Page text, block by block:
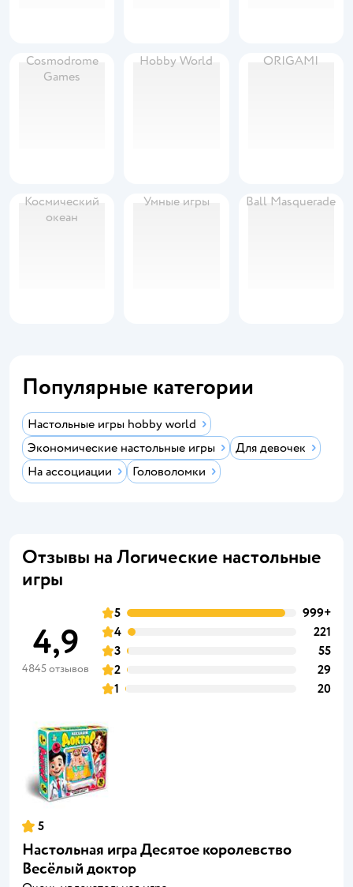
Cosmodrome
Games
Hobby World ORIGAMI
Космический
океан
Умные игры Ball Masquerade
Популярные категории
Настольные игры hobby world
Экономические настольные игры
Для девочек
На ассоциации
Головоломки
Отзывы на Логические настольные
игры
4,9
4845 отзывов
5
999+
4
221
3
55
2
29
1
20
5
Настольная игра Десятое королевство
Весёлый доктор